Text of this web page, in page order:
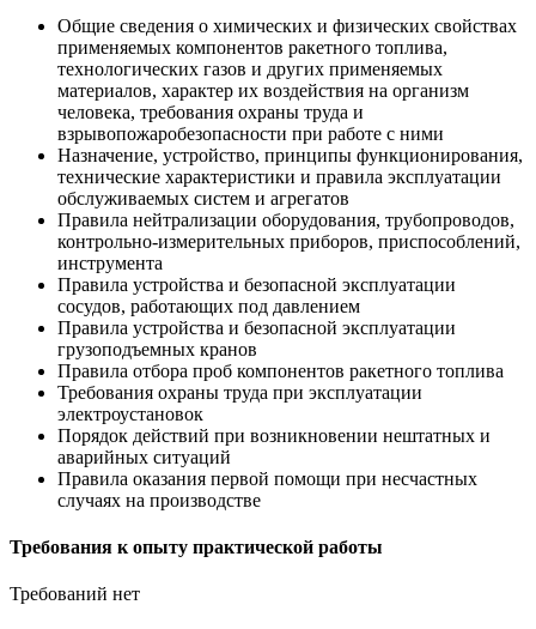
Общие сведения о химических и физических свойствах
применяемых компонентов ракетного топлива,
технологических газов и других применяемых
материалов, характер их воздействия на организм
человека, требования охраны труда и
взрывопожаробезопасности при работе с ними
Назначение, устройство, принципы функционирования,
технические характеристики и правила эксплуатации
обслуживаемых систем и агрегатов
Правила нейтрализации оборудования, трубопроводов,
контрольно-измерительных приборов, приспособлений,
инструмента
Правила устройства и безопасной эксплуатации
сосудов, работающих под давлением
Правила устройства и безопасной эксплуатации
грузоподъемных кранов
Правила отбора проб компонентов ракетного топлива
Требования охраны труда при эксплуатации
электроустановок
Порядок действий при возникновении нештатных и
аварийных ситуаций
Правила оказания первой помощи при несчастных
случаях на производстве
Требования к опыту практической работы
Требований нет